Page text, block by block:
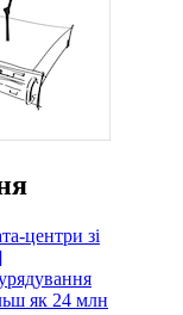
центри зі
як 24 млн